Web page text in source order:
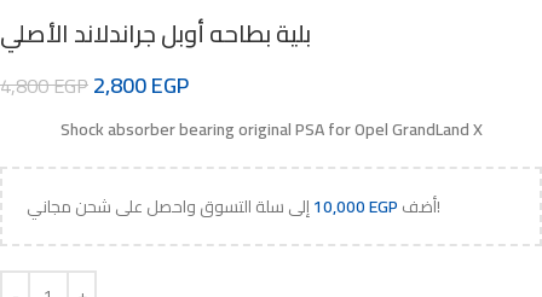
بلية بطاحه أوبل جراندلاند الأصلي
4,800EGP2,800EGP
Shock absorber bearing original PSA for Opel GrandLand X
أضف 10,000EGP إلى سلة التسوق واحصل على شحن مجاني!